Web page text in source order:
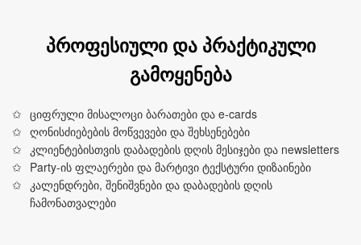
პროფესიული და პრაქტიკული
გამოყენება
ციფრული მისალოცი ბარათები და e‑cards
ღონისძიებების მოწვევები და შეხსენებები
კლიენტებისთვის დაბადების დღის მესიჯები და newsletters
Party-ის ფლაერები და მარტივი ტექსტური დიზაინები
კალენდრები, შენიშვნები და დაბადების დღის
ჩამონათვალები